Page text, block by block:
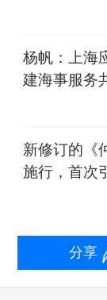
杨帆：上海
建海事服务
新修订的《
施行，首次
仲裁制度解
分享